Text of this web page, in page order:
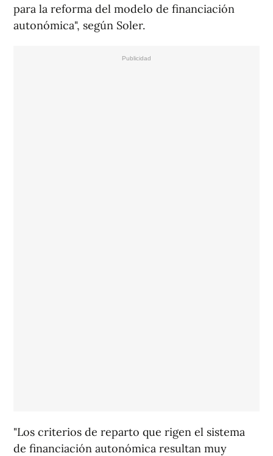
para la reforma del modelo de financiación
autonómica", según Soler.
"Los criterios de reparto que rigen el sistema
de financiación autonómica resultan muy